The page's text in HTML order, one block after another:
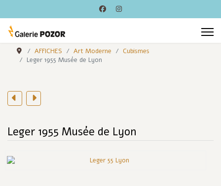
AFFICHES Art Moderne
Cubismes
Leger 1955 Musée de Lyon
Leger 1955 Musée de Lyon